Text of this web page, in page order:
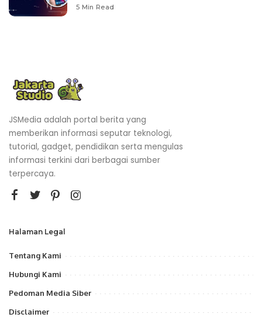
5 Min Read
JSMedia adalah portal berita yang
memberikan informasi seputar teknologi,
tutorial, gadget, pendidikan serta mengulas
informasi terkini dari berbagai sumber
terpercaya.
Halaman Legal
Tentang Kami
Hubungi Kami
Pedoman Media Siber
Disclaimer